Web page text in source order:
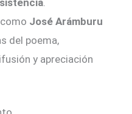
José Arámburu
del poema,
y apreciación